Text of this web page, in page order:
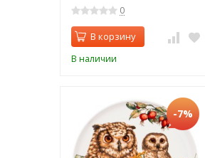
0
В корзину
В наличии
-7%